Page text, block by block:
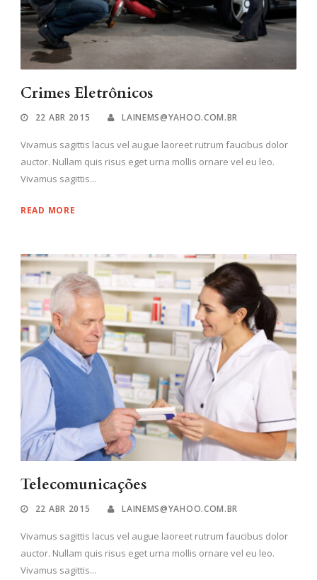
Crimes Eletrônicos
22 ABR 2015 LAINEMS@YAHOO.COM.BR
Vivamus sagittis lacus vel augue laoreet rutrum faucibus dolor
auctor. Nullam quis risus eget urna mollis ornare vel eu leo.
Vivamus sagittis...
READ MORE
Telecomunicações
22 ABR 2015 LAINEMS@YAHOO.COM.BR
Vivamus sagittis lacus vel augue laoreet rutrum faucibus dolor
auctor. Nullam quis risus eget urna mollis ornare vel eu leo.
Vivamus sagittis...